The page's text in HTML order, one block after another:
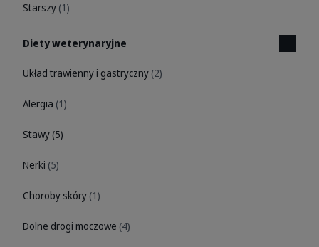
Starszy (1)
Diety weterynaryjne
Układ trawienny i gastryczny (2)
Alergia (1)
Stawy (5)
Nerki (5)
Choroby skóry (1)
Dolne drogi moczowe (4)